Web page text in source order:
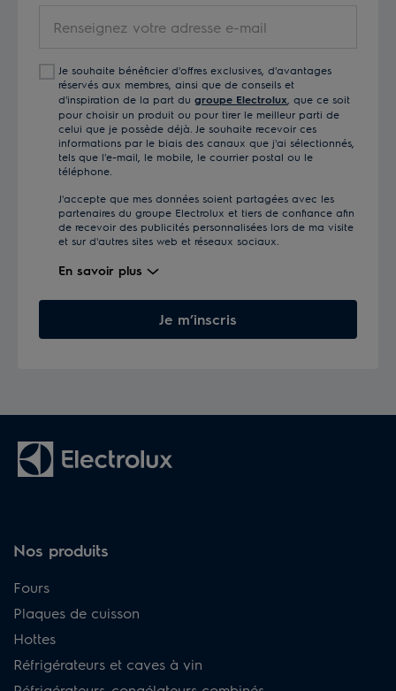
votre
e-
mail
Je souhaite bénéficier d'offres exclusives, d'avantages
réservés aux membres, ainsi que de conseils et
d'inspiration de la part du groupe Electrolux , que ce soit
pour choisir un produit ou pour tirer le meilleur parti de
celui que je possède déjà. Je souhaite recevoir ces
informations par le biais des canaux que j'ai sélectionnés,
tels que l'e-mail, le mobile, le courrier postal ou le
téléphone.
J'accepte que mes données soient partagées avec les
partenaires du groupe Electrolux et tiers de confiance afin
de recevoir des publicités personnalisées lors de ma visite
et sur d'autres sites web et réseaux sociaux.
En savoir plus
Je m’inscris
Nos produits
Fours
Plaques de cuisson
Hottes
Réfrigérateurs et caves à vin